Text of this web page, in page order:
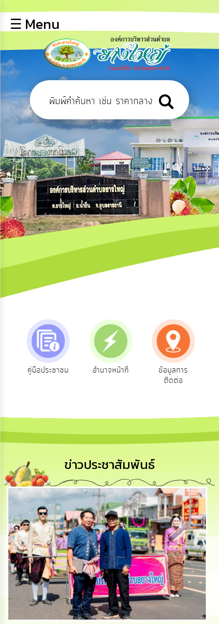
หลัก
ข้อมูล
พื้น
บุคลากร
ประชาสัมพันธ์
การ
ปฏิสัมพันธ์
ข้อมูล
รับ
ฟัง
ความ
คิด
แผน
แผน
พัฒนา
บริหาร/
พัฒนา
ทรัพยากร
บุคคล
ส่ง
เสริม
โปร่งใส
การ
จัด
ซื้อ
จัด
จ้าง
การ
เงิน
การ
คลัง
นโยบาย
No
Gift
☰ Menu
อำนาจหน้าที่
ข้อมูลการ
สายด่วนผู้
บริหาร
ข่าวประชาสัมพันธ์